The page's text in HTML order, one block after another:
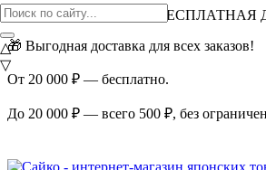
ВНИМАНИЕ АКЦИЯ!
БЕСПЛАТНАЯ
🎁 Выгодная доставка для всех заказов!
От 20 000 ₽ — бесплатно.
До 20 000 ₽ — всего 500 ₽, без
△
▽